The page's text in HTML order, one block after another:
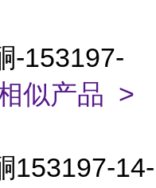
-153197-
似产品 >
153197-14-